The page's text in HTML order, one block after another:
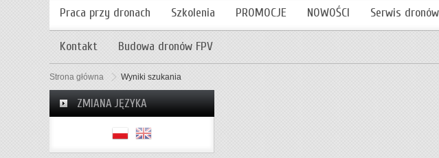
Praca przy dronach Szkolenia PROMOCJE NOWOŚCI Serwis dronów
Kontakt Budowa dronów FPV
Strona główna Wyniki szukania
ZMIANA JĘZYKA